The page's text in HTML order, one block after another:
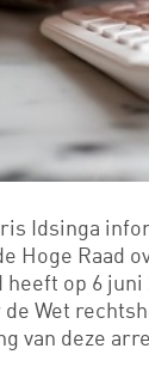
Idsinga
Hoge Raad
heeft op 6
de Wet
van deze